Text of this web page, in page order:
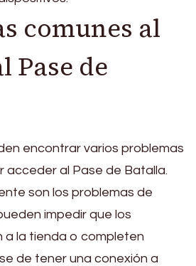
comunes al
Pase de
encontrar varios problemas
acceder al Pase de Batalla.
son los problemas de
impedir que los
a la tienda o completen
de tener una conexión a